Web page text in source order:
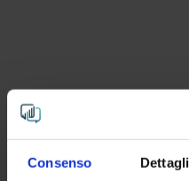
Consenso Dettagli